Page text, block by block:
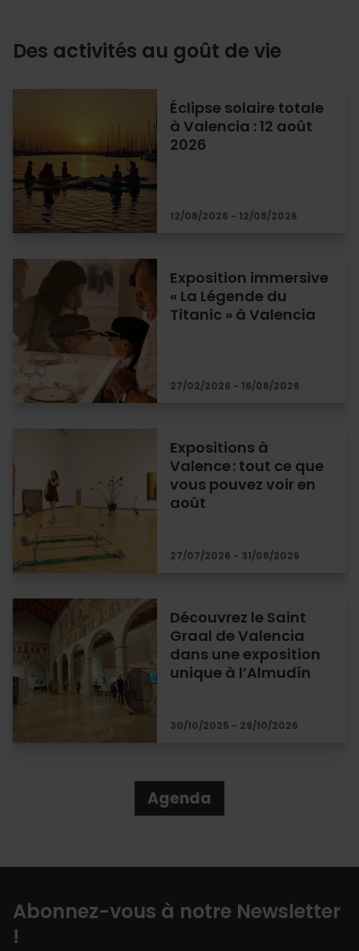
Des activités au goût de vie
Éclipse solaire totale
à Valencia : 12 août
2026
12/08/2026 - 12/08/2026
Exposition immersive
« La Légende du
Titanic » à Valencia
27/02/2026 - 16/08/2026
Expositions à
Valence : tout ce que
vous pouvez voir en
août
27/07/2026 - 31/08/2026
Découvrez le Saint
Graal de Valencia
dans une exposition
unique à l’Almudín
30/10/2025 - 29/10/2026
Agenda
Abonnez-vous à notre Newsletter
!